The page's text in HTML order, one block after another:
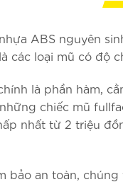
ABS nguyên
loại mũ có độ
là phần hàm,
chiếc mũ
nhất từ 2 triệu
an toàn,